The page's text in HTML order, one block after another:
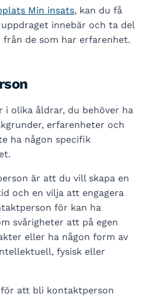
Min insats, kan du få
innebär och ta del
de som har erfarenhet.
i olika åldrar, du behöver ha
erfarenheter och
ha någon specifik
är att du vill skapa en
och en vilja att engagera
för kan ha
svårigheter att på egen
eller ha någon form av
fysisk eller
att bli kontaktperson